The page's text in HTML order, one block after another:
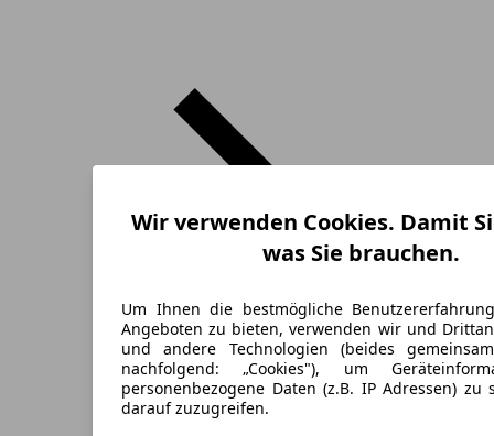
Wir verwenden Cookies. Damit
was Sie brauchen.
Um Ihnen die bestmögliche
Angeboten zu bieten, verwenden wir und
und andere Technologien (beides
nachfolgend: „Cookies"), um
personenbezogene Daten (z.B. IP Adressen) zu
darauf zuzugreifen.